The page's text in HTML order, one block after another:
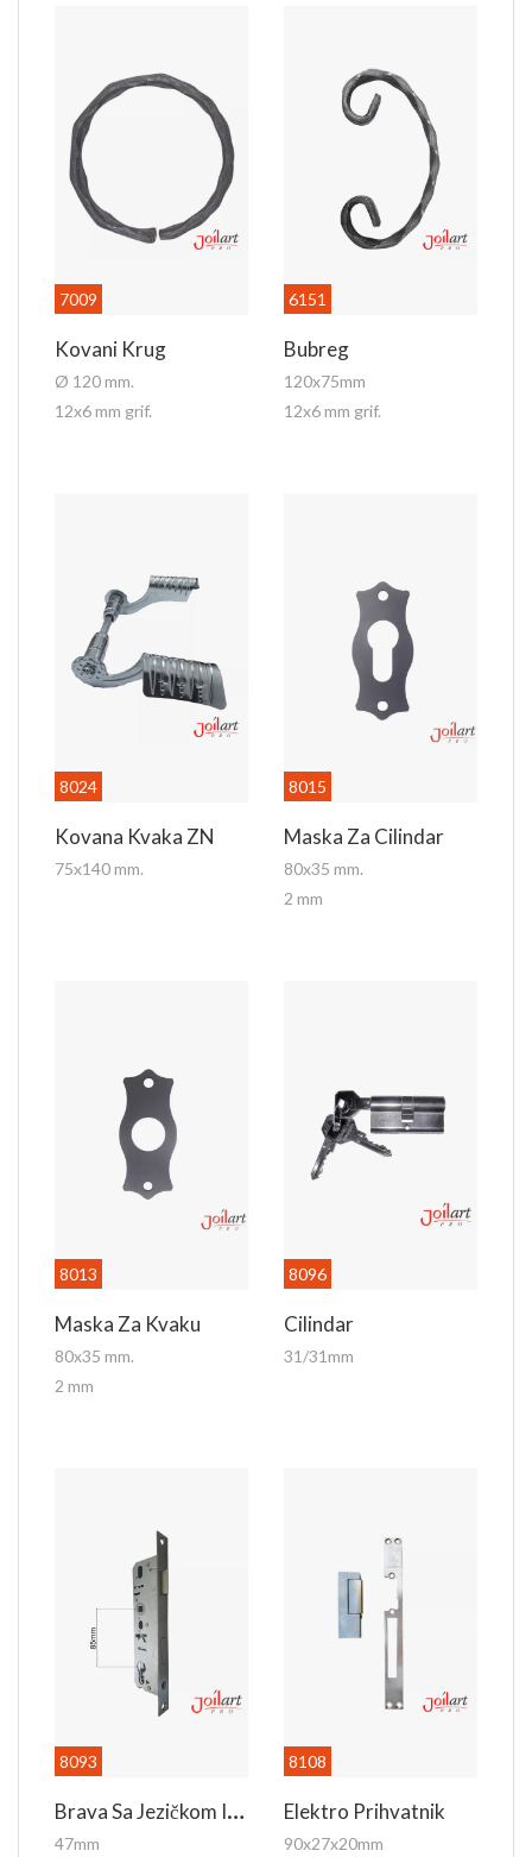
7009
Kovani Krug
Ø 120 mm.
12x6 mm grif.
6151
Bubreg
120x75mm
12x6 mm grif.
8024
Kovana Kvaka ZN
75x140 mm.
8015
Maska Za Cilindar
80x35 mm.
2 mm
8013
Maska Za Kvaku
80x35 mm.
2 mm
8096
Cilindar
31/31mm
8093
B
Rava Sa Jezičkom Interfonska
47mm
8108
Elektro Prihvatnik
90x27x20mm